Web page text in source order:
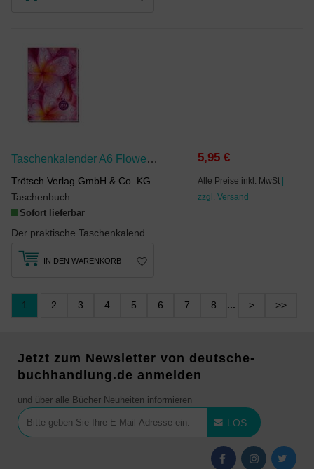
Taschenkalender A6 Flowers 2027
Trötsch Verlag GmbH & Co. KG
Taschenbuch
Sofort lieferbar
5,95 €
Alle Preise inkl. MwSt |
zzgl. Versand
IN DEN WARENKORB
1 2 3 4 5 6 7 8 ... > >>
Jetzt zum Newsletter von deutsche-
buchhandlung.de anmelden
und über alle Bücher Neuheiten informieren
LOS